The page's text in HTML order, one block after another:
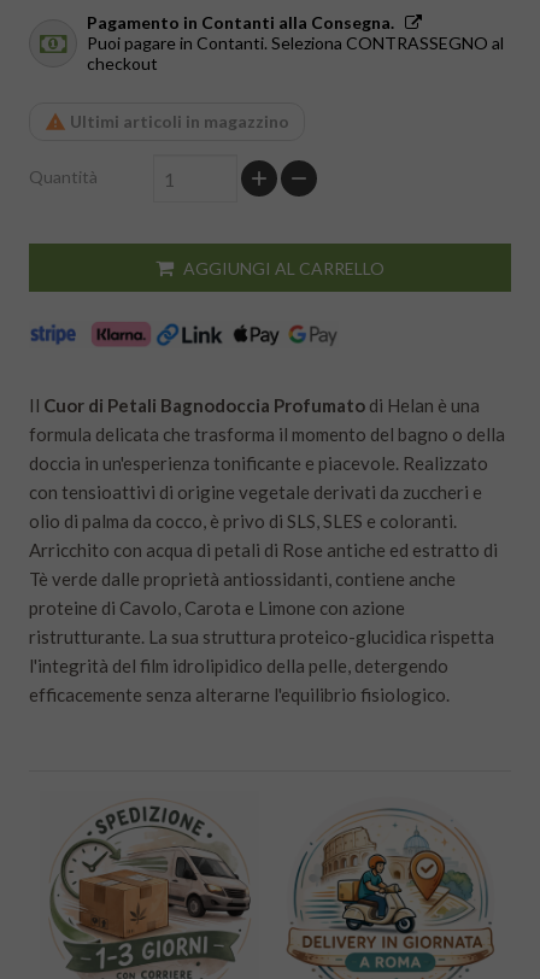
Pagamento in Contanti alla Consegna.
Puoi pagare in Contanti. Seleziona CONTRASSEGNO al
checkout
Ultimi articoli in magazzino
Quantità
AGGIUNGI AL CARRELLO
Il Cuor di Petali Bagnodoccia Profumato di Helan è una
formula delicata che trasforma il momento del bagno o della
doccia in un'esperienza tonificante e piacevole. Realizzato
con tensioattivi di origine vegetale derivati da zuccheri e
olio di palma da cocco, è privo di SLS, SLES e coloranti.
Arricchito con acqua di petali di Rose antiche ed estratto di
Tè verde dalle proprietà antiossidanti, contiene anche
proteine di Cavolo, Carota e Limone con azione
ristrutturante. La sua struttura proteico-glucidica rispetta
l'integrità del film idrolipidico della pelle, detergendo
efficacemente senza alterarne l'equilibrio fisiologico.